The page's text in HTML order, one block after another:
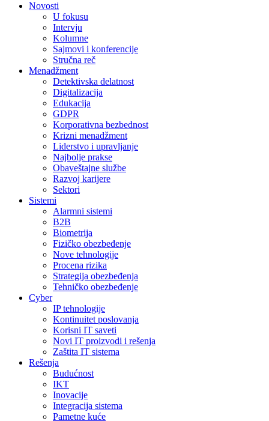
Novosti
U fokusu
Intervju
Kolumne
Sajmovi i konferencije
Stručna reč
Menadžment
Detektivska delatnost
Digitalizacija
Edukacija
GDPR
Korporativna bezbednost
Krizni menadžment
Liderstvo i upravljanje
Najbolje prakse
Obaveštajne službe
Razvoj karijere
Sektori
Sistemi
Alarmni sistemi
B2B
Biometrija
Fizičko obezbeđenje
Nove tehnologije
Procena rizika
Strategija obezbeđenja
Tehničko obezbeđenje
Cyber
IP tehnologije
Kontinuitet poslovanja
Korisni IT saveti
Novi IT proizvodi i rešenja
Zaštita IT sistema
Rešenja
Budućnost
IKT
Inovacije
Integracija sistema
Pametne kuće